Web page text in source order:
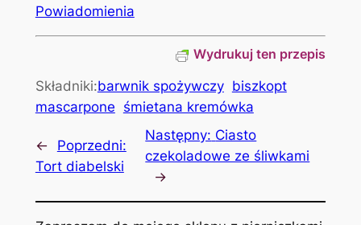
Powiadomienia
Wydrukuj ten przepis
Składniki:barwnik spożywczy biszkopt
mascarpone śmietana kremówka
←
Poprzedni:
Tort diabelski
Następny: Ciasto
czekoladowe ze śliwkami
→